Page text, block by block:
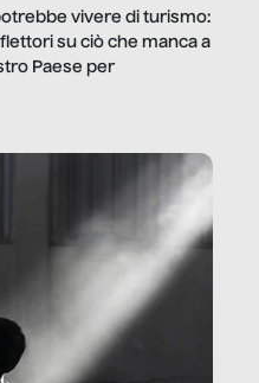
vivere di turismo:
su ciò che manca a
Paese per